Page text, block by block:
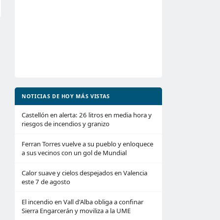
NOTICIAS DE HOY MÁS VISTAS
Castellón en alerta: 26 litros en media hora y
riesgos de incendios y granizo
Ferran Torres vuelve a su pueblo y enloquece
a sus vecinos con un gol de Mundial
Calor suave y cielos despejados en Valencia
este 7 de agosto
El incendio en Vall d'Alba obliga a confinar
Sierra Engarcerán y moviliza a la UME